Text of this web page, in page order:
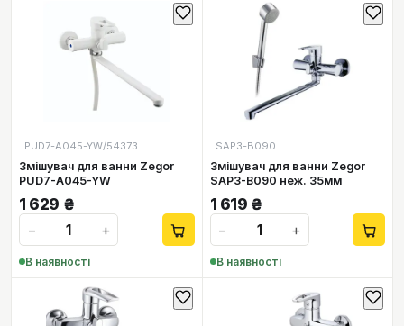
PUD7-A045-YW/54373
Змішувач для ванни Zegor
PUD7-A045-YW
1 629 ₴
−
+
В наявності
SAP3-B090
Змішувач для ванни Zegor
SAP3-B090 неж. 35мм
1 619 ₴
−
+
В наявності